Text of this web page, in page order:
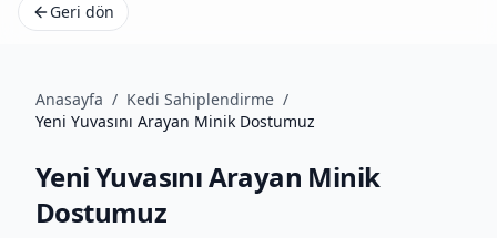
Geri dön
Anasayfa / Kedi Sahiplendirme /
Yeni Yuvasını Arayan Minik Dostumuz
Yeni Yuvasını Arayan Minik
Dostumuz